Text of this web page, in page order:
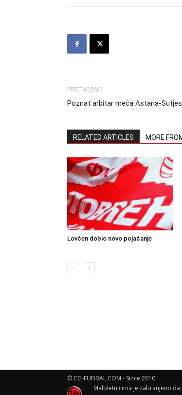
PRETHODNO
Poznat arbitar meča Astana-
RELATED ARTICLES MORE
Lovćen dobio novo pojačanje
© CG-FUDBAL.COM - Since 2010
Maloletnicima je zabranjeno da